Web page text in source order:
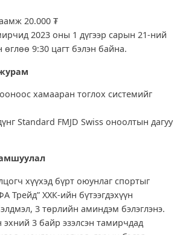
20.000 ₮
2023 оны 1 дүгээр сарын 21-ний
9:30 цагт бэлэн байна.
хамааран тоглох системийг
Standard FMJD Swiss оноолтын дагуу
хүүхэд бүрт оюунлаг спортыг
Трейд” ХХК-ийн бүтээгдэхүүн
3 төрлийн аминдэм бэлэглэнэ.
3 байр эзэлсэн тамирчдад